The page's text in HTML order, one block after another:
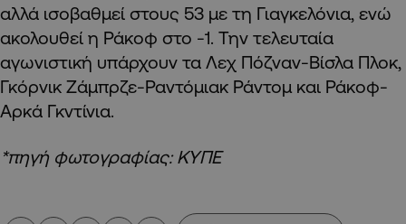
αλλά ισοβαθμεί στους 53 με τη Γιαγκελόνια, ενώ
ακολουθεί η Ράκοφ στο -1. Την τελευταία
αγωνιστική υπάρχουν τα Λεχ Πόζναν-Βίσλα Πλοκ,
Γκόρνικ Ζάμπρζε-Ραντόμιακ Ράντομ και Ράκοφ-
Αρκά Γκντίνια.
*πηγή φωτογραφίας: ΚΥΠΕ